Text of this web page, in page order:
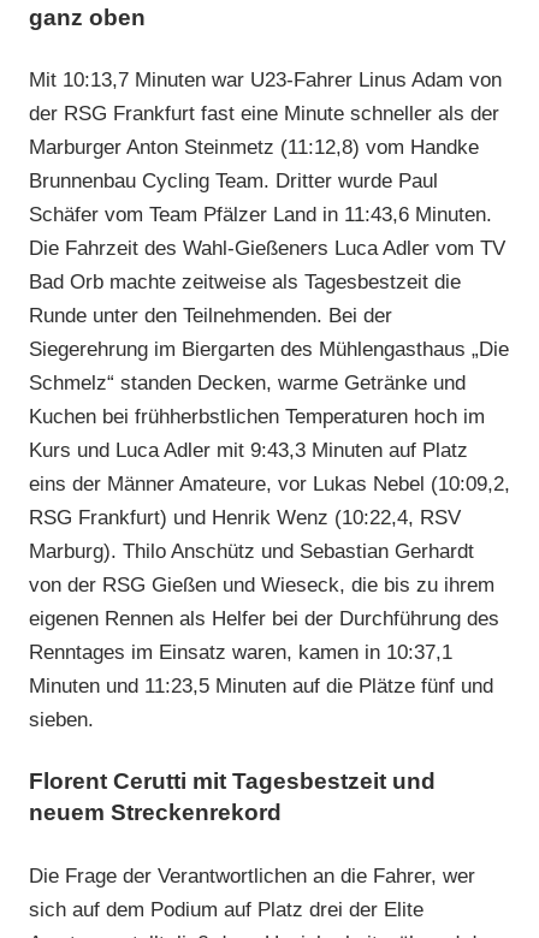
ganz oben
Mit 10:13,7 Minuten war U23-Fahrer Linus Adam von
der RSG Frankfurt fast eine Minute schneller als der
Marburger Anton Steinmetz (11:12,8) vom Handke
Brunnenbau Cycling Team. Dritter wurde Paul
Schäfer vom Team Pfälzer Land in 11:43,6 Minuten.
Die Fahrzeit des Wahl-Gießeners Luca Adler vom TV
Bad Orb machte zeitweise als Tagesbestzeit die
Runde unter den Teilnehmenden. Bei der
Siegerehrung im Biergarten des Mühlengasthaus „Die
Schmelz“ standen Decken, warme Getränke und
Kuchen bei frühherbstlichen Temperaturen hoch im
Kurs und Luca Adler mit 9:43,3 Minuten auf Platz
eins der Männer Amateure, vor Lukas Nebel (10:09,2,
RSG Frankfurt) und Henrik Wenz (10:22,4, RSV
Marburg). Thilo Anschütz und Sebastian Gerhardt
von der RSG Gießen und Wieseck, die bis zu ihrem
eigenen Rennen als Helfer bei der Durchführung des
Renntages im Einsatz waren, kamen in 10:37,1
Minuten und 11:23,5 Minuten auf die Plätze fünf und
sieben.
Florent Cerutti mit Tagesbestzeit und
neuem Streckenrekord
Die Frage der Verantwortlichen an die Fahrer, wer
sich auf dem Podium auf Platz drei der Elite